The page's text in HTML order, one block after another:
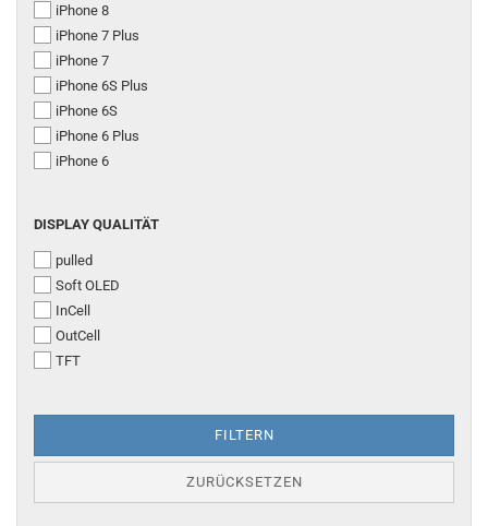
iPhone 8
iPhone 7 Plus
iPhone 7
iPhone 6S Plus
iPhone 6S
iPhone 6 Plus
iPhone 6
DISPLAY
DISPLAY QUALITÄT
pulled
Soft OLED
InCell
OutCell
TFT
FILTERN
ZURÜCKSETZEN